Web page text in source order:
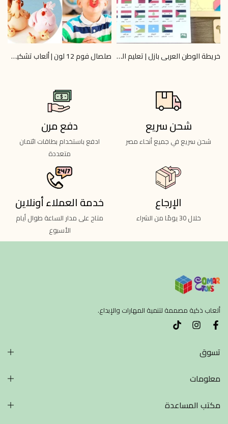
خريطة الوطن العربي بازل | تعليم الجغرافيا 6+ | Omar Toys
صلصال فوم 12 لون | ألعاب تشكيل آمنة | Omar Toys
شحن سريع
شحن سريع في جميع أنحاء مصر
دفع مرن
ادفع باستخدام بطاقات ائتمان
متعددة
الإرجاع
خلال 30 يومًا من الشراء
خدمة العملاء أونلاين
متاح على مدار الساعة طوال أيام
الأسبوع
ألعاب ذكية مصممة لتنمية المهارات والإبداع.
تسوق
معلومات
مكتب المساعدة